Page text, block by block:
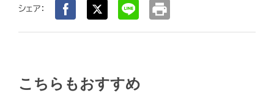
シェア： print
こちらもおすすめ